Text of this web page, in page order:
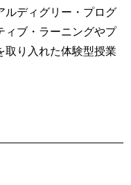
ルディグリー・プログ
ィブ・ラーニングやプ
取り入れた体験型授業